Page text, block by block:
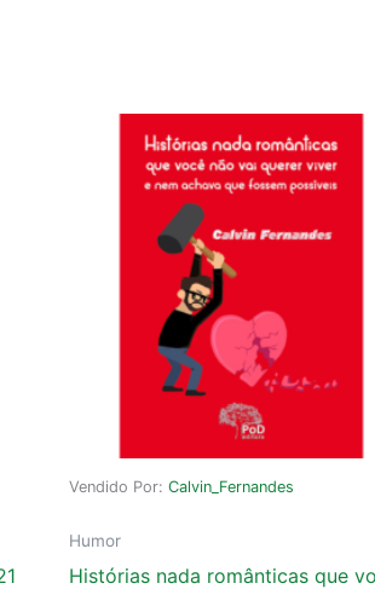
Vendido Por: Calvin_Fernandes
Humor
Histórias nada românticas que